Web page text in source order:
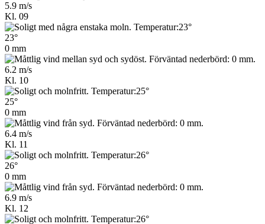
5.9 m/s
Kl. 09
23°
0 mm
6.2 m/s
Kl. 10
25°
0 mm
6.4 m/s
Kl. 11
26°
0 mm
6.9 m/s
Kl. 12